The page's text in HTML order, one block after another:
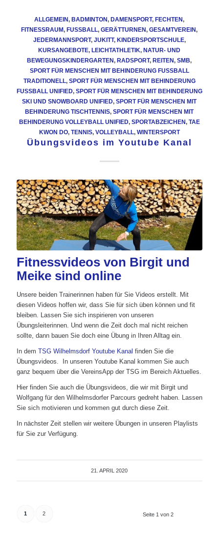
ALLGEMEIN,BADMINTON,DAMENSPORT,FECHTEN,
FITNESSRAUM,FUSSBALL ,GERÄTTURNEN,GESAMTVEREIN,
JEDERMANNSPORT, JUKITT, KINDERSPORTSCHULE,
KURSANGEBOTE,LEICHTATHLETIK,NATUR- UND
BEWEGUNGSKINDERGARTEN,RADSPORT,REITEN,SMB,
SPORT FÜR MENSCHEN MIT BEHINDERUNG FUSSBALL T
RADITIONELL , SPORT FÜR MENSCHEN MIT BEHINDERUNG
FUSSBALL UNIFIED
, SPORT FÜR MENSCHEN MIT BEHINDERUNG
SKI UND SNOWBOARD UNIFIED,SPORT FÜR MENSCHEN MIT
BEHINDERUNG TISCHTENNIS,SPORT FÜR MENSCHEN MIT
BEHINDERUNG VOLLEYBALL UNIFIED, SPORTABZEICHEN, TAE
KWON DO, TENNIS, VOLLEYBALL, WINTERSPORT
Übungsvideos im Youtube Kanal
Fitnessvideos von Birgit und
Meike sind online
Unsere beiden Trainerinnen haben für Sie Videos erstellt. Mit
diesen Videos hoffen wir, dass Sie für sich üben können und fit
bleiben. Lassen Sie sich inspirieren von unseren
Übungsleiterinnen. Und wenn die Zeit doch mal nicht reichen
sollte, dann bauen Sie doch eine Übung in Ihren Alltag ein.
In dem TSG Wilhelmsdorf Youtube Kanal finden Sie die
Übungsvideos. In unseren Youtube Kanal kommen Sie auch
ganz bequem über die VereinsApp der TSG im Bereich Aktuelles.
Hier finden Sie auch die Übungsvideos, die wir mit Birgit und
Wolfgang für den Wilhelmsdorfer Parcours gedreht haben. Lassen
Sie sich motivieren und kommen gut durch diese Zeit.
In nächster Zeit stellen wir weitere Übungen in unseren Playlists
für Sie zur Verfügung.
21. APRIL 2020
Seite 1 von 2
1 2